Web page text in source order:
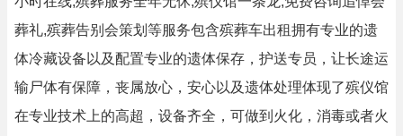
葬礼,殡葬告别会策划等服务包含殡葬车出租拥有专业的遗
体冷藏设备以及配置专业的遗体保存，护送专员，让长途运
输尸体有保障，丧属放心，安心以及遗体处理体现了殡仪馆
在专业技术上的高超，设备齐全，可做到火化，消毒或者火